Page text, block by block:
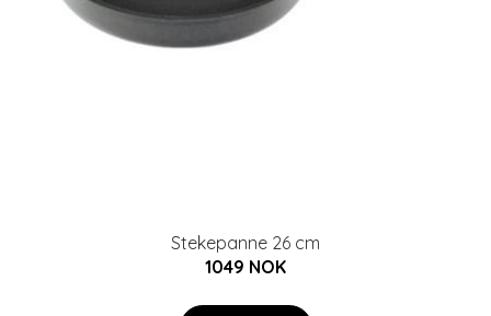
Stekepanne 26 cm
1049 NOK